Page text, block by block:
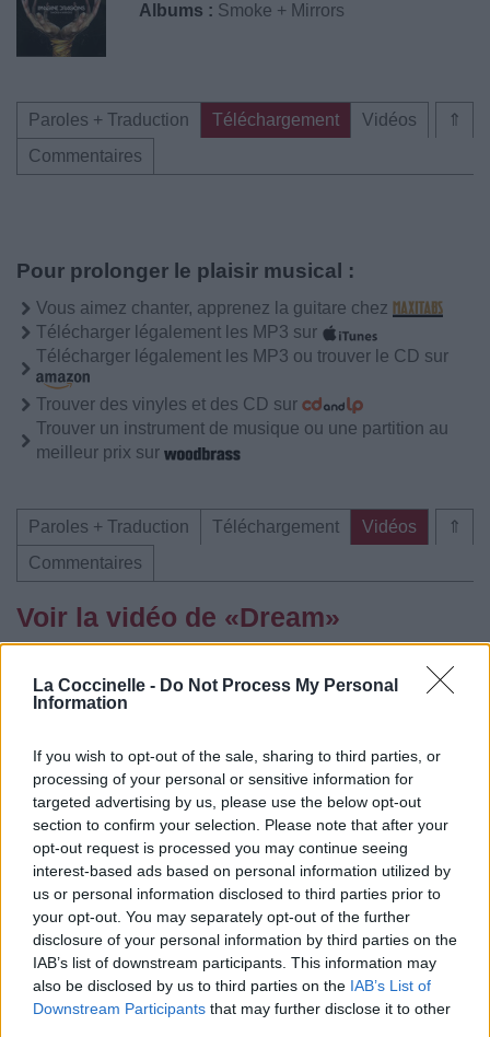
La Coccinelle - Do Not Process My Personal
Information
If you wish to opt-out of the sale, sharing to third parties, or
processing of your personal or sensitive information for
targeted advertising by us, please use the below opt-out
section to confirm your selection. Please note that after your
opt-out request is processed you may continue seeing
interest-based ads based on personal information utilized by
us or personal information disclosed to third parties prior to
your opt-out. You may separately opt-out of the further
disclosure of your personal information by third parties on the
IAB’s list of downstream participants. This information may
also be disclosed by us to third parties on the IAB’s List of
Downstream Participants that may further disclose it to other
Albums : Smoke + Mirrors
⇑
Paroles + Traduction Téléchargement
Vidéos
Commentaires
Pour prolonger le plaisir musical :
Vous aimez chanter, apprenez la guitare chez
Télécharger légalement les MP3 sur
Télécharger légalement les MP3 ou trouver le CD sur
Trouver des vinyles et des CD sur
Trouver un instrument de musique ou une partition au
meilleur prix sur
⇑
Paroles + Traduction Téléchargement
Vidéos
Commentaires
Voir la vidéo de «Dream»
Chanson sans vidéo Chanson sans vidéo
Chanson sans vidéo Reprise
⇑
Paroles + Traduction Téléchargement
Vidéos
Commentaires